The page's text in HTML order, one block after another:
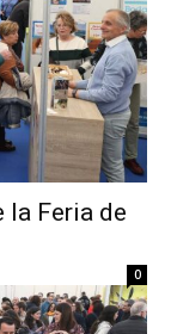
la Feria de
0